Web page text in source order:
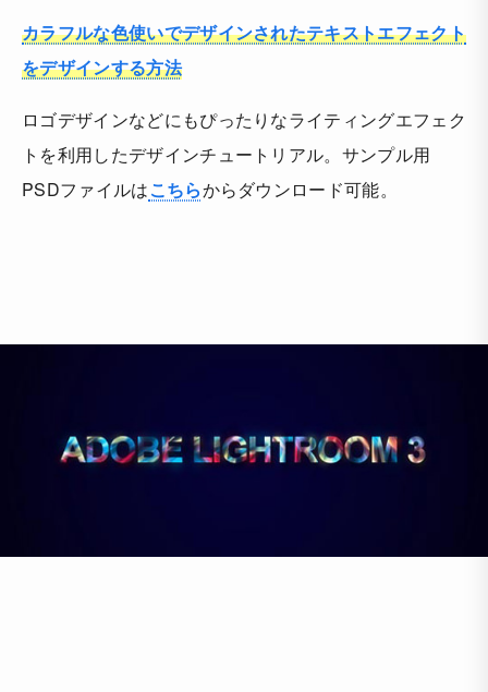
カラフルな色使いでデザインされたテキストエフェクト
をデザインする方法
ロゴデザインなどにもぴったりなライティングエフェク
トを利用したデザインチュートリアル。サンプル用
PSDファイルはこちらからダウンロード可能。